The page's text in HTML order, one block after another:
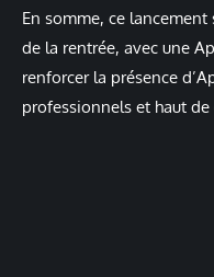
En somme, ce
de la rentrée, avec une
renforcer la présence
professionnels et haut de